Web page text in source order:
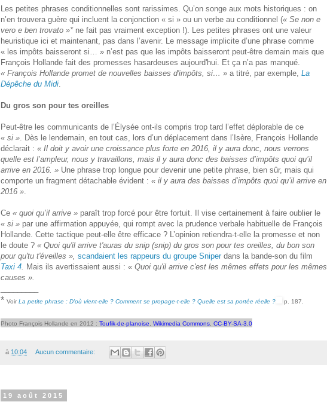
Les petites phrases conditionnelles sont rarissimes. Qu’on songe aux mots historiques : on
n’en trouvera guère qui incluent la conjonction « si » ou un verbe au conditionnel (« Se non e
vero e ben trovato »*ne fait pas vraiment exception !). Les petites phrases ont une valeur
heuristique ici et maintenant, pas dans l’avenir. Le message implicite d’une phrase comme
« les impôts baisseront si… » n’est pas que les impôts baisseront peut-être demain mais que
François Hollande fait des promesses hasardeuses aujourd'hui. Et ça n’a pas manqué.
« François Hollande promet de nouvelles baisses d'impôts, si… » a titré, par exemple, La
Dépêche du Midi
Du gros son pour tes oreilles
Peut-être les communicants de l’Élysée ont-ils compris trop tard l’effet déplorable de ce
« si » . Dès le lendemain, en tout cas, lors d’un déplacement dans l’Isère, François Hollande
déclarait : « Il doit y avoir une croissance plus forte en 2016, il y aura donc, nous verrons
quelle est l’ampleur, nous y travaillons, mais il y aura donc des baisses d’impôts quoi qu’il
arrive en 2016. » Une phrase trop longue pour devenir une petite phrase, bien sûr, mais qui
comporte un fragment détachable évident : « il y aura des baisses d’impôts quoi qu’il arrive en
2016 »
Ce « quoi qu’il arrive » paraît trop forcé pour être fortuit. Il vise certainement à faire oublier le
« si » par une affirmation appuyée, qui rompt avec la prudence verbale habituelle de François
Hollande. Cette tactique peut-elle être efficace ? L’opinion retiendra-t-elle la promesse et non
le doute ? « Quoi qu'il arrive t'auras du snip (snip) du gros son pour tes oreilles, du bon son
pour qu'tu t'éveilles », scandaient les rappeurs du groupe Sniper dans la bande-son du film
Taxi 4 Mais ils avertissaient aussi : « Quoi qu'il arrive c'est les mêmes effets pour les mêmes
causes ».
* Voir La petite phrase : D'où vient-elle ? Comment se propage-t-elle ? Quelle est sa portée réelle ? p. 187.
Photo François Hollande en 2012 : Toufik-de-planoise Wikimedia Commons CC-BY-SA-3.0
à 10:04 Aucun commentaire:
19 août 2015